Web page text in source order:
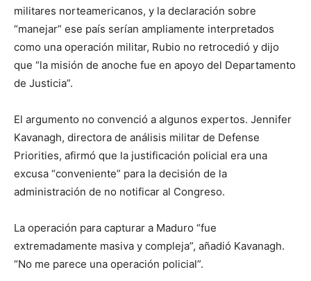
militares norteamericanos, y la declaración sobre
“manejar” ese país serían ampliamente interpretados
como una operación militar, Rubio no retrocedió y dijo
que “la misión de anoche fue en apoyo del Departamento
de Justicia”.
El argumento no convenció a algunos expertos. Jennifer
Kavanagh, directora de análisis militar de Defense
Priorities, afirmó que la justificación policial era una
excusa “conveniente” para la decisión de la
administración de no notificar al Congreso.
La operación para capturar a Maduro “fue
extremadamente masiva y compleja”, añadió Kavanagh.
“No me parece una operación policial”.